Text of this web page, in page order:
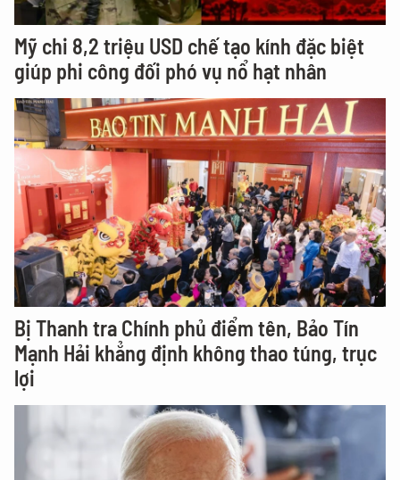
Mỹ chi 8,2 triệu USD chế tạo kính đặc biệt
giúp phi công đối phó vụ nổ hạt nhân
Bị Thanh tra Chính phủ điểm tên, Bảo Tín
Mạnh Hải khẳng định không thao túng, trục
lợi